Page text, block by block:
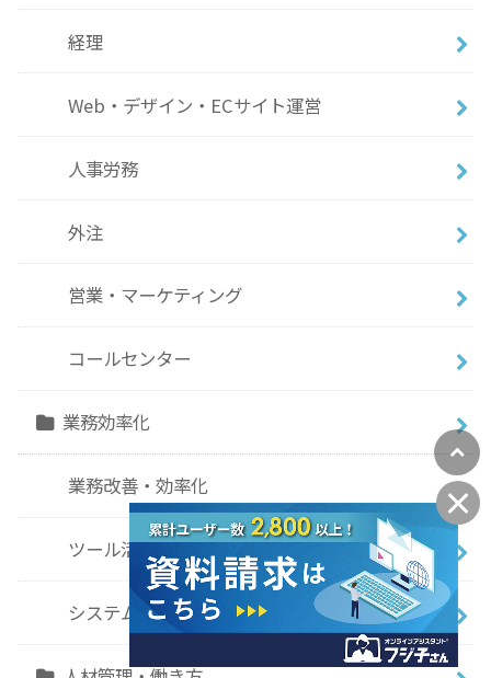
経理
Web・デザイン・ECサイト運営
人事労務
外注
営業・マーケティング
コールセンター
業務効率化
業務改善・効率化
ツール活用
システム・サービス活用